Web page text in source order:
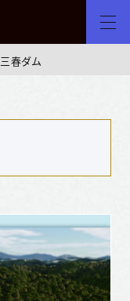
三春ダム